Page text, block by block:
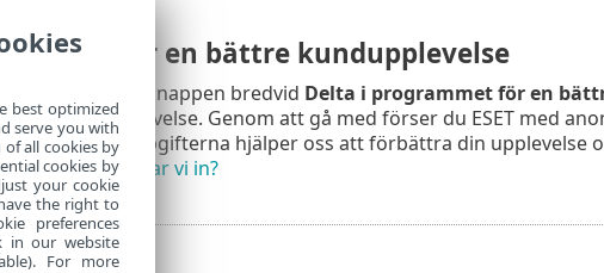
för en bättre kundupplevelse
Aktivera växlingsknappen bredvid Delta i programmet för en
kundupplevelse. Genom att gå med förser du ESET med
insamlade uppgifterna hjälper oss att förbättra din upplevelse
samlar vi in?
best optimized
serve you with
of all cookies by
cookies by
your cookie
the right to
preferences
in our website
For more